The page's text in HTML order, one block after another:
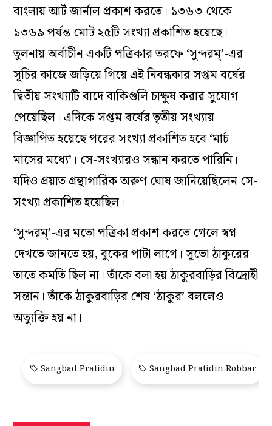
বাংলায় আর্ট জার্নাল প্রকাশ করতে। ১৩৬৩ থেকে
১৩৬৯ পর্যন্ত মোট ২৫টি সংখ্যা প্রকাশিত হয়েছে।
তুলনায় অর্বাচীন একটি পত্রিকার তরফে ‘সুন্দরম্‌’-এর
সূচির কাজে জড়িয়ে গিয়ে এই নিবন্ধকার সপ্তম বর্ষের
দ্বিতীয় সংখ্যাটি বাদে বাকিগুলি চাক্ষুষ করার সুযোগ
পেয়েছিল। এদিকে সপ্তম বর্ষের তৃতীয় সংখ্যায়
বিজ্ঞাপিত হয়েছে পরের সংখ্যা প্রকাশিত হবে ‘মার্চ
মাসের মধ্যে’। সে-সংখ্যারও সন্ধান করতে পারিনি।
যদিও প্রয়াত গ্রন্থাগারিক অরুণ ঘোষ জানিয়েছিলেন সে-
সংখ্যা প্রকাশিত হয়েছিল।
‘সুন্দরম্‌’-এর মতো পত্রিকা প্রকাশ করতে গেলে স্বপ্ন
দেখতে জানতে হয়, বুকের পাটা লাগে। সুভো ঠাকুরের
তাতে কমতি ছিল না। তাঁকে বলা হয় ঠাকুরবাড়ির বিদ্রোহী
সন্তান। তাঁকে ঠাকুরবাড়ির শেষ ‘ঠাকুর’ বললেও
অত্যুক্তি হয় না।
Sangbad Pratidin Sangbad Pratidin Robbar